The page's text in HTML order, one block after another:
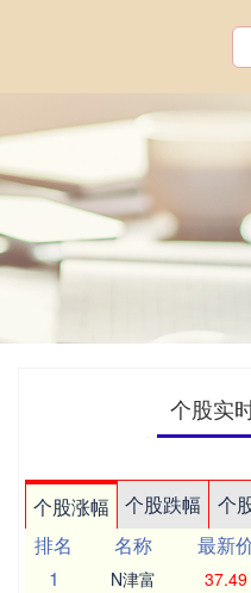
个股实
个股涨幅 个股跌幅 个
排名
名称 最新
1
N津富 37.49